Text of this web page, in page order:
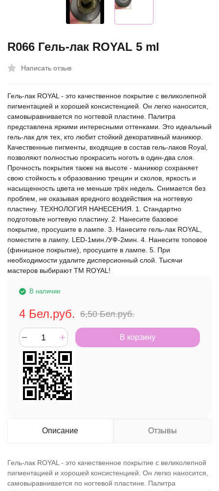
R066 Гель-лак ROYAL 5 ml
Написать отзыв
Гель-лак ROYAL - это качественное покрытие с великолепной
пигментацией и хорошей консистенцией. Он легко наносится,
самовыравнивается по ногтевой пластине. Палитра
представлена яркими интересными оттенками. Это идеальный
гель-лак для тех, кто любит стойкий декоративный маникюр.
Качественные пигменты, входящие в состав гель-лаков Royal,
позволяют полностью прокрасить ноготь в один-два слоя.
Прочность покрытия также на высоте - маникюр сохраняет
свою стойкость к образованию трещин и сколов, яркость и
насыщенность цвета не меньше трёх недель. Снимается без
проблем, не оказывая вредного воздействия на ногтевую
пластину. ТЕХНОЛОГИЯ НАНЕСЕНИЯ. 1. Стандартно
подготовьте ногтевую пластину. 2. Нанесите базовое
покрытие, просушите в лампе. 3. Нанесите гель-лак ROYAL,
поместите в лампу. LED-1мин./УФ-2мин. 4. Нанесите топовое
(финишное покрытие), просушите в лампе. 5. При
необходимости удалите дисперсионный слой. Тысячи
мастеров выбирают ТМ ROYAL!​ ​
В наличии
4 Бел.руб. 6,50Бел.руб.
В корзину
Описание Отзывы
Гель-лак ROYAL - это качественное покрытие с великолепной
пигментацией и хорошей консистенцией. Он легко наносится,
самовыравнивается по ногтевой пластине. Палитра